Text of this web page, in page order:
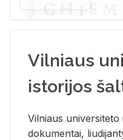
Vilniaus
istorijos
Vil­niaus
do­ku­men­tai,